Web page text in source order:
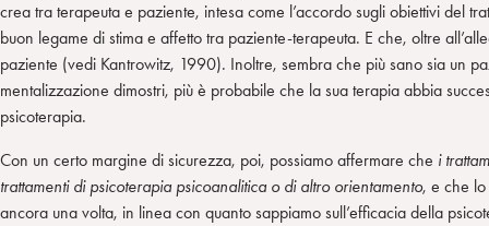
crea tra terapeuta e paziente, intesa come l’accordo sugli obiettivi del
buon legame di stima e affetto tra paziente-terapeuta. E che, oltre
paziente (vedi Kantrowitz, 1990). Inoltre, sembra che più sano sia un
mentalizzazione dimostri, più è probabile che la sua terapia abbia
psicoterapia.
Con un certo margine di sicurezza, poi, possiamo affermare che i
trattamenti di psicoterapia psicoanalitica o di altro orientamento, e che
ancora una volta, in linea con quanto sappiamo sull’efficacia della